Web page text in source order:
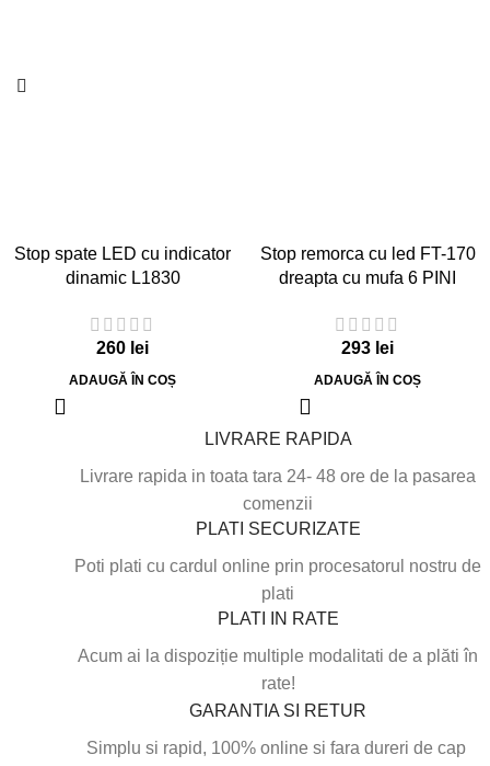
Stop spate LED cu indicator
dinamic L1830
260 lei
ADAUGĂ ÎN COȘ
Stop remorca cu led FT-170
dreapta cu mufa 6 PINI
293 lei
ADAUGĂ ÎN COȘ
LIVRARE RAPIDA
Livrare rapida in toata tara 24- 48 ore de la pasarea
comenzii
PLATI SECURIZATE
Poti plati cu cardul online prin procesatorul nostru de
plati
PLATI IN RATE
Acum ai la dispoziție multiple modalitati de a plăti în
rate!
GARANTIA SI RETUR
Simplu si rapid, 100% online si fara dureri de cap